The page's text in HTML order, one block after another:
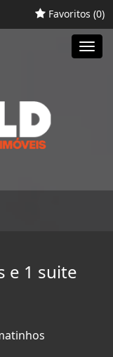
Favoritos (0)
e 1 suite